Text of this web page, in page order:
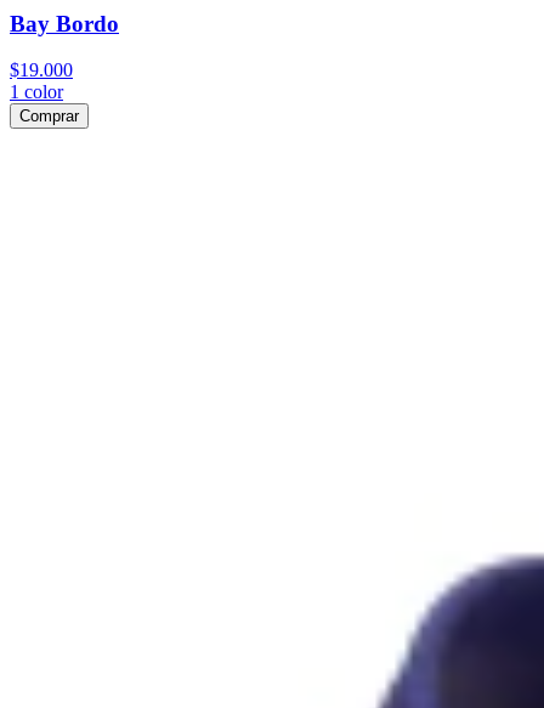
Bay Bordo
$19.000
1 color
Comprar